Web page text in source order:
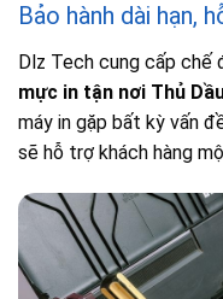
Bảo hành dài hạn,
Dlz Tech cung cấp chế
mực in tận nơi Thủ
máy in gặp bất kỳ vấn
sẽ hỗ trợ khách hàng